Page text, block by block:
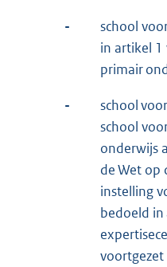
-
school
in artikel 1
primair
-
school
school
onderwijs
de Wet op
instelling
bedoeld in
voortgezet